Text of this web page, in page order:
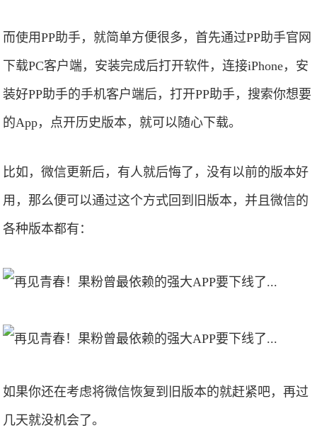
而使用PP助手，就简单方便很多，首先通过PP助手官网
下载PC客户端，安装完成后打开软件，连接iPhone，安
装好PP助手的手机客户端后，打开PP助手，搜索你想要
的App，点开历史版本，就可以随心下载。
比如，微信更新后，有人就后悔了，没有以前的版本好
用，那么便可以通过这个方式回到旧版本，并且微信的
各种版本都有：
如果你还在考虑将微信恢复到旧版本的就赶紧吧，再过
几天就没机会了。